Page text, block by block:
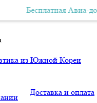
10 000р. Авиа-доставка
Доставка и оплата